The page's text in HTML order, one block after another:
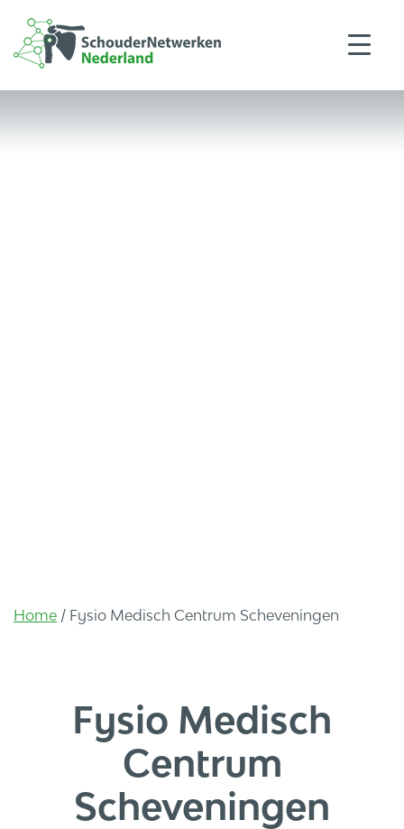
Home / Fysio Medisch Centrum Scheveningen
Fysio Medisch
Centrum
Scheveningen